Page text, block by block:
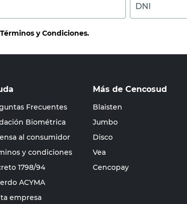
DNI
Términos y Condiciones.
Frecuentes
Biométrica
al consumidor
y condiciones
1798/94
ACYMA
empresa
Más de Cencosud
Blaisten
Jumbo
Disco
Vea
Cencopay